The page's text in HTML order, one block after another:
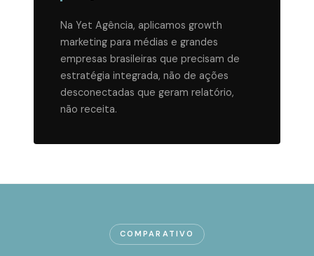
Na Yet Agência, aplicamos growth
marketing para médias e grandes
empresas brasileiras que precisam de
estratégia integrada, não de ações
desconectadas que geram relatório,
não receita.
COMPARATIVO